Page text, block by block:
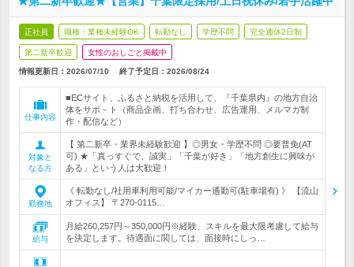
正社員 職種・業種未経験OK 転勤なし 学歴不問 完全週休2日制
第二新卒歓迎 女性のおしごと掲載中
情報更新日：2026/07/10 終了予定日： 2026/08/24
仕事内容
■ECサイト、ふるさと納税を活用して、『千葉県内』の地方自治
体をサポ－ト（商品企画、打ち合わせ、広告運用、メルマガ制
作・配信など）
対象と
なる方
【 第二新卒・業界未経験歓迎 】◎男女・学歴不問 ◎要普免(AT
可) ★「真っすぐで、誠実」「千葉が好き」「地方創生に興味が
ある」という人は大歓迎！
勤務地
《 転勤なし/社用車利用可能/マイカー通勤可(駐車場有) 》 【流山
オフィス】 〒270-0115…
給与
月給260,257円～350,000円※経験、スキルを最大限考慮して給与
を決定します。待遇面に関しては、面接時にしっ…